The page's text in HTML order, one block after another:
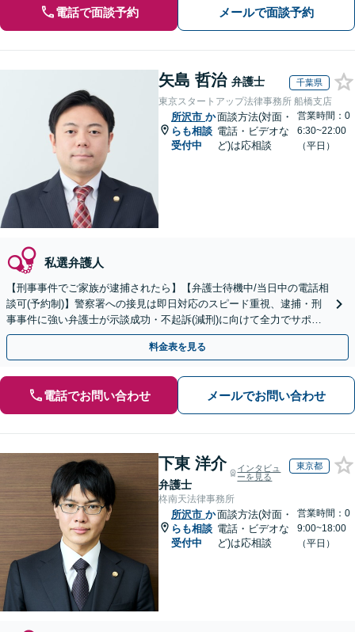
電話で面談予約 メールで面談予約
矢島 哲治 弁護士 千葉県
東京スタートアップ法律事務所 船橋支店
所沢市 か
らも相談
受付中
面談方法(対面・
電話・ビデオな
ど)は応相談
営業時間：0
6:30~22:00
（平日）
私選弁護人
【刑事事件でご家族が逮捕されたら】【弁護士待機中/当日中の電話相
談可(予約制)】警察署への接見は即日対応のスピード重視、逮捕・刑
事事件に強い弁護士が示談成功・不起訴(減刑)に向けて全力でサポー
トします。【加害者側の相談専門】
料金表を見る
電話でお問い合わせ メールでお問い合わせ
下東 洋介
弁護士
インタビュ
ーを見る
東京都
柊南天法律事務所
所沢市 か
らも相談
受付中
面談方法(対面・
電話・ビデオな
ど)は応相談
営業時間：0
9:00~18:00
（平日）